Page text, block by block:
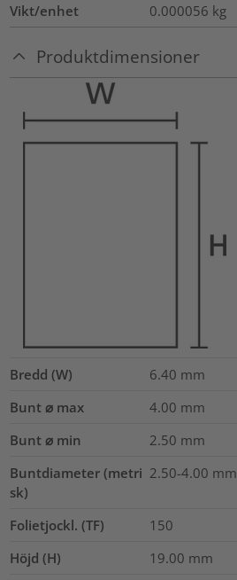
Vikt/enhet
0.000056 kg
Produktdimensioner
Bredd (W) 6.40 mm
Bunt ⌀ max
4.00 mm
Bunt ⌀ min
2.50 mm
Buntdiameter (metri
sk)
2.50-4.00 mm
Folietjockl. (TF)
150
Höjd (H)
19.00 mm